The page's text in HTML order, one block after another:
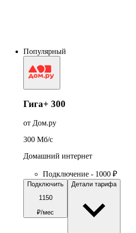
Популярный
Гига+ 300
от Дом.ру
300 Мб/c
Домашний интернет
Подключение - 1000 ₽
Подключить
1150
₽/мес
Детали тарифа